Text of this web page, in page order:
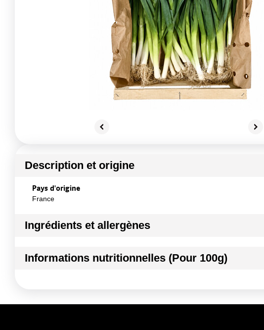
Description et origine
Pays d'origine
France
Ingrédients et allergènes
POIREAU
Informations nutritionnelles (Pour 100g)
Kilojoules